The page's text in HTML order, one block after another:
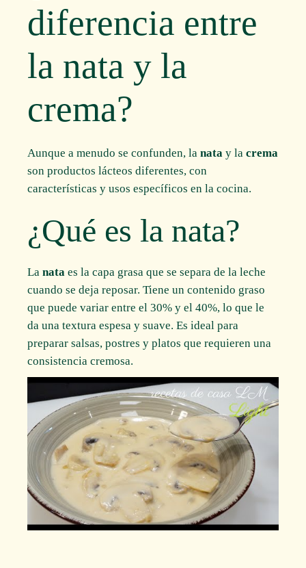
diferencia entre
la nata y la
crema?
Aunque a menudo se confunden, lanata y lacrema
son productos lácteos diferentes, con
características y usos específicos en la cocina.
¿Qué es la nata?
Lanata es la capa grasa que se separa de la leche
cuando se deja reposar. Tiene un contenido graso
que puede variar entre el 30% y el 40%, lo que le
da una textura espesa y suave. Es ideal para
preparar salsas, postres y platos que requieren una
consistencia cremosa.